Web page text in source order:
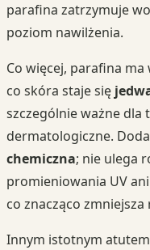
parafina zatrzymuje
poziom nawilżenia.
Co więcej, parafina ma
co skóra staje się
szczególnie ważne
dermatologiczne.
chemiczna; nie ulega
promieniowania UV
co znacząco
Innym istotnym